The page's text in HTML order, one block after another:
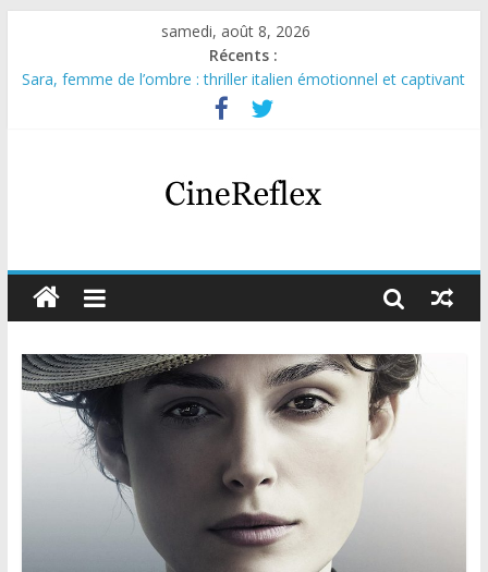
samedi, août 8, 2026
Récents :
Sara, femme de l’ombre : thriller italien émotionnel et captivant
Journal d’une fille larguée : nouvelle série suédoise sur Netflix
Aema : mini-série sur le tournage d’un film érotique devenu
Glass Heart : excellente série musicale avec Takeru Satō
Olympo, saison 1 : nouvelle série qui séduira les fans de